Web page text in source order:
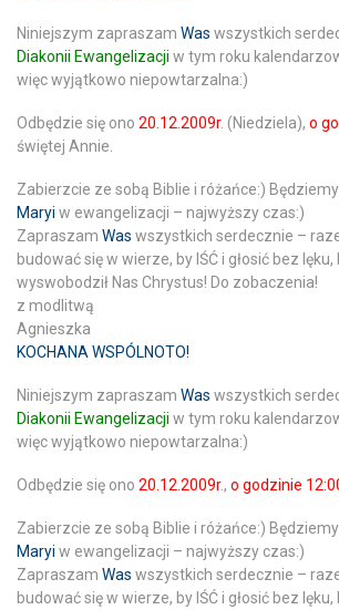
Niniejszym zapraszam Was wszystkich
Diakonii Ewangelizacji w tym roku
więc wyjątkowo niepowtarzalna:)
Odbędzie się ono 20.12.2009r. (Niedziela), o
świętej Annie.
Zabierzcie ze sobą Biblie i różańce:)
Maryi w ewangelizacji – najwyższy czas:)
Zapraszam Was wszystkich serdecznie –
budować się w wierze, by IŚĆ i głosić bez lęku,
wyswobodził Nas Chrystus! Do zobaczenia!
z modlitwą
Agnieszka
KOCHANA WSPÓLNOTO!
Niniejszym zapraszam Was wszystkich
Diakonii Ewangelizacji w tym roku
więc wyjątkowo niepowtarzalna:)
Odbędzie się ono 20.12.2009r., o godzinie
Zabierzcie ze sobą Biblie i różańce:)
Maryi w ewangelizacji – najwyższy czas:)
Zapraszam Was wszystkich serdecznie –
budować się w wierze, by IŚĆ i głosić bez lęku,